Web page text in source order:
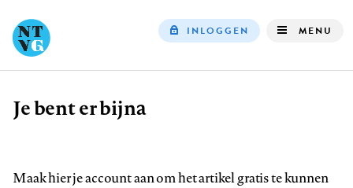
INLOGGEN MENU
Kruimelpad
Je bent er bijna
Maak hier je account aan om het artikel gratis te kunnen